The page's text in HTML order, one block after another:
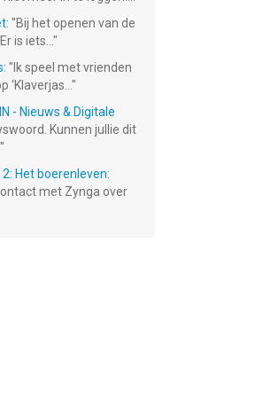
: "Bij het openen van de
is iets... "
: " Ik speel met vrienden
"
- Nieuws & Digitale
Kunnen jullie dit
"
2: Het boerenleven:
met Zynga over